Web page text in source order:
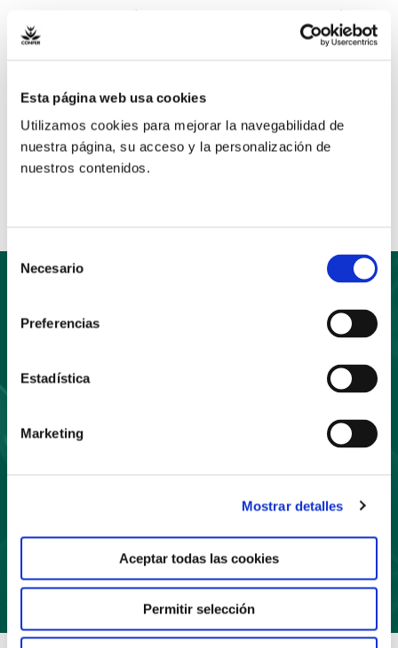
Esta página web usa cookies
Utilizamos cookies para mejorar la navegabilidad de
nuestra página, su acceso y la personalización de
nuestros contenidos.
Selección
Necesario
Preferencias
Estadística
Marketing
Mostrar detalles
Aceptar todas las cookies
Permitir selección
presentado este miércoles a los medios de comunicación su
Memoria anual de actividades. Bajo el título “Allí donde nos
Cáritas Diocesanas de toda España […]
Read More »
Suscríbete
Suscríbete
a nuestro boletín